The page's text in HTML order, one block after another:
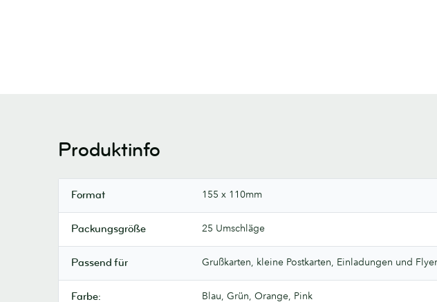
Produktinfo
Format 155 x 110mm
Packungsgröße 25 Umschläge
Passend für Grußkarten, kleine Postkarten, Einladungen und Flyer
Farbe: Blau, Grün, Orange, Pink